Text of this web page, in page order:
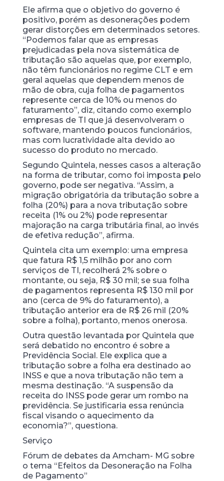
Ele afirma que o objetivo do governo é
positivo, porém as desonerações podem
gerar distorções em determinados setores.
“Podemos falar que as empresas
prejudicadas pela nova sistemática de
tributação são aquelas que, por exemplo,
não têm funcionários no regime CLT e em
geral aquelas que dependem menos de
mão de obra, cuja folha de pagamentos
represente cerca de 10% ou menos do
faturamento”, diz, citando como exemplo
empresas de TI que já desenvolveram o
software, mantendo poucos funcionários,
mas com lucratividade alta devido ao
sucesso do produto no mercado.
Segundo Quintela, nesses casos a alteração
na forma de tributar, como foi imposta pelo
governo, pode ser negativa. “Assim, a
migração obrigatória da tributação sobre a
folha (20%) para a nova tributação sobre
receita (1% ou 2%) pode representar
majoração na carga tributária final, ao invés
de efetiva redução”, afirma.
Quintela cita um exemplo: uma empresa
que fatura R$ 1,5 milhão por ano com
serviços de TI, recolherá 2% sobre o
montante, ou seja, R$ 30 mil; se sua folha
de pagamentos representa R$ 130 mil por
ano (cerca de 9% do faturamento), a
tributação anterior era de R$ 26 mil (20%
sobre a folha), portanto, menos onerosa.
Outra questão levantada por Quintela que
será debatido no encontro é sobre a
Previdência Social. Ele explica que a
tributação sobre a folha era destinado ao
INSS e que a nova tributação não tem a
mesma destinação. “A suspensão da
receita do INSS pode gerar um rombo na
previdência. Se justificaria essa renúncia
fiscal visando o aquecimento da
economia?”, questiona.
Serviço
Fórum de debates da Amcham- MG sobre
o tema “Efeitos da Desoneração na Folha
de Pagamento”